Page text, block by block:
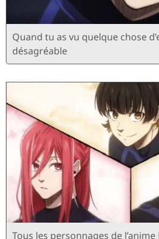
Quand tu as vu quelque chose
désagréable
Tous les personnages de l’anime